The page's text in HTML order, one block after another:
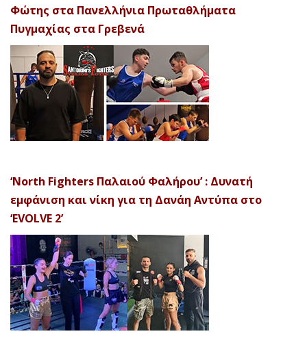
Φώτης στα Πανελλήνια Πρωταθλήματα
Πυγμαχίας στα Γρεβενά
‘North Fighters Παλαιού Φαλήρου’ : Δυνατή
εμφάνιση και νίκη για τη Δανάη Αντύπα στο
‘EVOLVE 2’